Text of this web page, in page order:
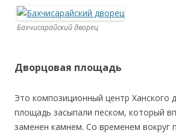
Бахчисарайский дворец
Дворцовая площадь
Это композиционный центр Ханского
площадь засыпали песком, который
заменен камнем. Со временем вокруг